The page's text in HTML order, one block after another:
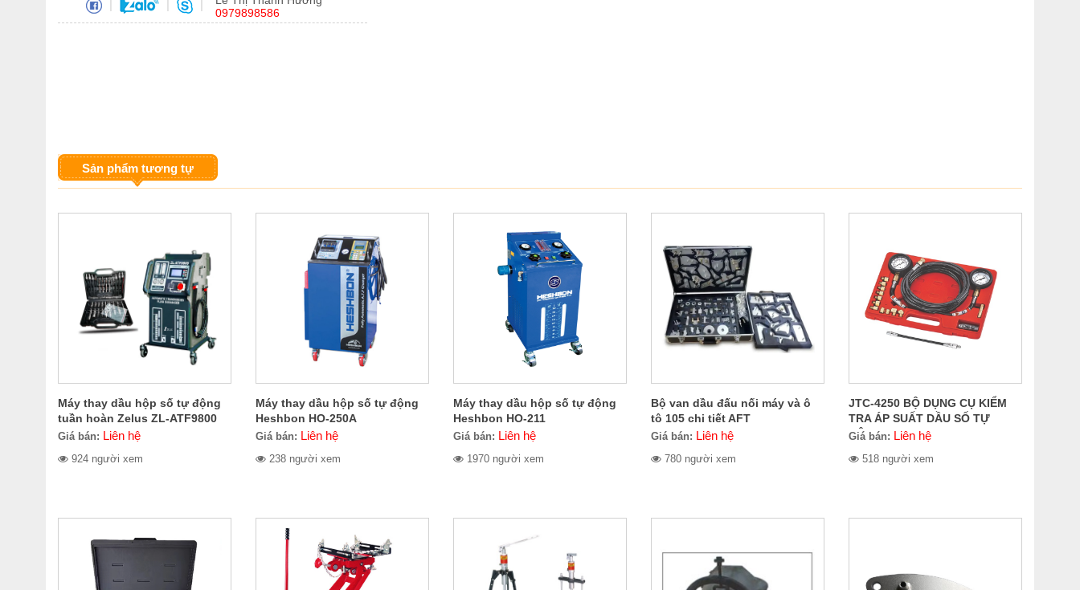
0979898586
Sản phẩm tương tự
Máy thay dầu hộp số tự động
tuần hoàn Zelus ZL-ATF9800
Giá bán: Liên hệ
924 người xem
Máy thay dầu hộp số tự động
Heshbon HO-250A
Giá bán: Liên hệ
238 người xem
Máy thay dầu hộp số tự động
Heshbon HO-211
Giá bán: Liên hệ
1970 người xem
Bộ van dầu đấu nối máy và ô
tô 105 chi tiết AFT
Giá bán: Liên hệ
780 người xem
JTC-4250 BỘ DỤNG CỤ KIỂM
TRA ÁP SUẤT DẦU SỐ TỰ
ĐỘNG
Giá bán: Liên hệ
518 người xem